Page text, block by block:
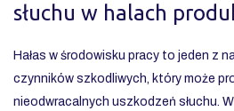
słuchu w halach
Hałas w środowisku pracy to jeden z
czynników szkodliwych, który może
nieodwracalnych uszkodzeń słuchu.